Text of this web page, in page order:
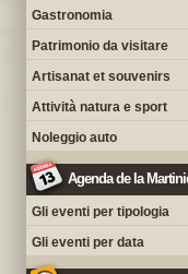
Gastronomia
Patrimonio da visitare
Artisanat et souvenirs
Attività natura e sport
Noleggio auto
Agenda de la
Gli eventi per tipologia
Gli eventi per data